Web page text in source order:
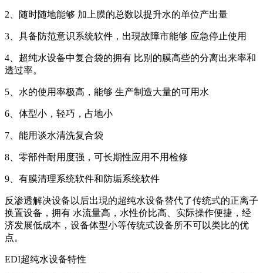
2、随时随地能够 加上膜的总数以提升水的单位产出量
3、具备防范意识系统软件，出現故障市能够 应急停止使用
4、超纯水设备中复合袋的拥有 比别的膜高些的分离出来率和
透过率。
5、水的使用率极高，能够 生产制造大量的可用水
6、体型小，轻巧，占地小
7、能用谈水清洗复合袋
8、零部件耐用度强，可长期性应用不用检修
9、有膜清理系统软件和防垢系统软件
反渗透解决设备以后出現的超纯水设备替代了传统式的正离子
换置设备，拥有 水流量高，水性价比高、实际操作便捷，经
济发展低成本，设备体型小等传统式设备所不可以类比的优
点。
EDI超纯水设备特性